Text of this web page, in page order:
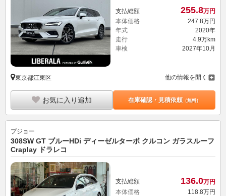
支払総額 255.8万円
本体価格
247.8万円
年式
2020年
走行
4.9万km
車検
2027年10月
東京都江東区 他の情報を開く
お気に入り追加 在庫確認・見積依頼（無料）
プジョー
308SW GT ブルーHDi ディーゼルターボ クルコン ガラスルーフ
Craplay ドラレコ
支払総額 136.0万円
本体価格
118. 8万円